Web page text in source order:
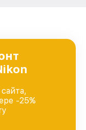
-25%